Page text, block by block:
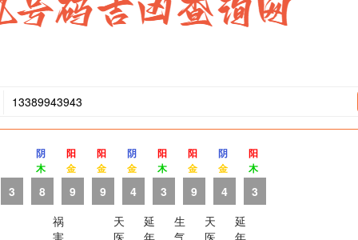
3
阴
木
8
阳
金
9
阳
金
9
祸
害
阴
金
4
天
医
阳
木
3
延
年
阳
金
9
生
气
阴
金
4
天
医
阳
木
3
延
年